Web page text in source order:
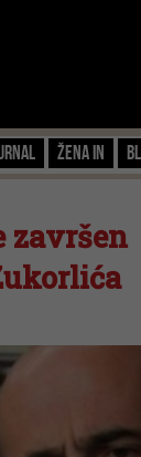
Žena IN
završen